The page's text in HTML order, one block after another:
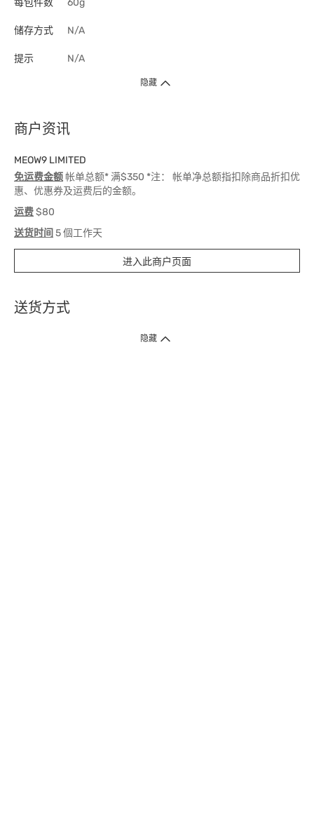
每包件数 60g
储存方式 N/A
提示 N/A
隐藏
商户资讯
MEOW9 LIMITED
免运费金额帐单总额* 满$350 *注： 帐单净总额指扣除商品折扣优
惠、优惠券及运费后的金额。
运费$80
送货时间 5 個工作天
进入此商户页面
送货方式
1. 送货到府（受卫生署条例规管产品除外 ）
隐藏